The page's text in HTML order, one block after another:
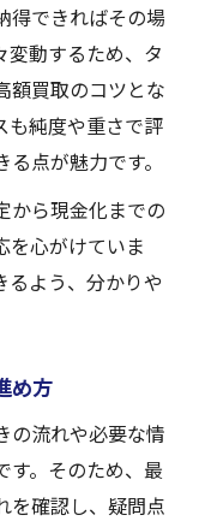
得できればその場
変動するため、タ
額買取のコツとな
も純度や重さで評
点が魅力です。
から現金化までの
を心がけていま
るよう、分かりや
め方
の流れや必要な情
す。そのため、最
を確認し、疑問点